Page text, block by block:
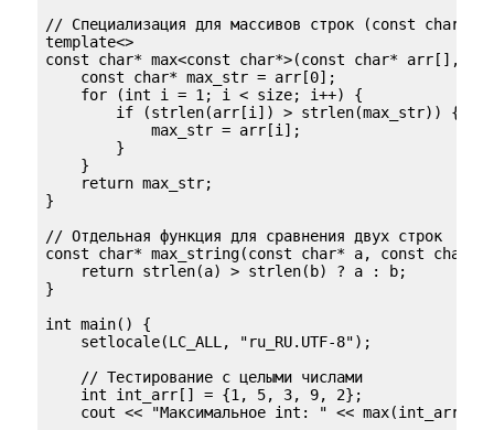
// Специализация для массивов строк (const char*)
template<>
const char* max<const char*>(const char* arr[],
    const char* max_str = arr[0];
    for (int i = 1; i < size; i++) {
        if (strlen(arr[i]) > strlen(max_str)) {
            max_str = arr[i];
        }
    }
    return max_str;
}
// Отдельная функция для сравнения двух строк
const char* max_string(const char* a, const char*
    return strlen(a) > strlen(b) ? a : b;
}
int main() {
    setlocale(LC_ALL, "ru_RU.UTF-8");
    // Тестирование с целыми числами
    int int_arr[] = {1, 5, 3, 9, 2};
cout << "Максимальное int: " << max(int_arr,